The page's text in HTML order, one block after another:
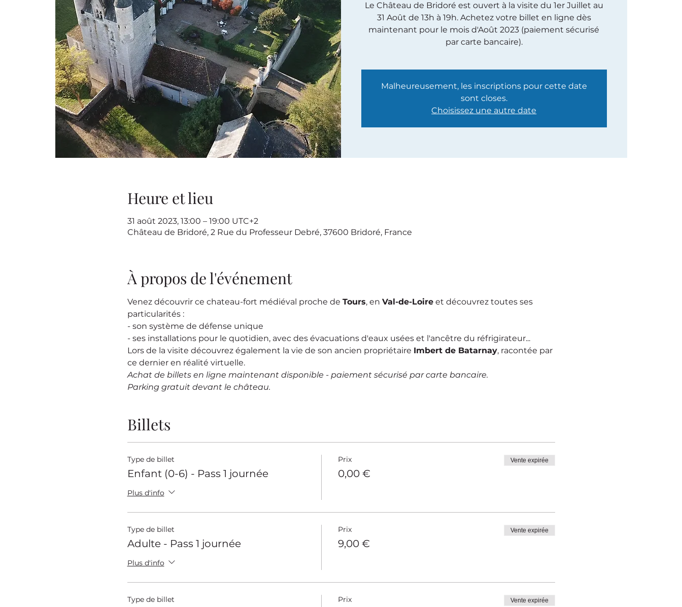
Le Château de Bridoré est ouvert à la visite du 1er Juillet au
31 Août de 13h à 19h. Achetez votre billet en ligne dès
maintenant pour le mois d'Août 2023 (paiement sécurisé
par carte bancaire).
Malheureusement, les inscriptions pour cette date
sont closes.
Choisissez une autre date
Heure et lieu
31 août 2023, 13:00 – 19:00 UTC+2
Château de Bridoré, 2 Rue du Professeur Debré, 37600 Bridoré, France
À propos de l'événement
Venez découvrir ce chateau-fort médiéval proche de Tours, en Val-de-Loire et découvrez toutes ses
particularités :
- son système de défense unique
- ses installations pour le quotidien, avec des évacuations d'eaux usées et l'ancêtre du réfrigirateur...
Lors de la visite découvrez également la vie de son ancien propriétaire Imbert de Batarnay, racontée par
ce dernier en réalité virtuelle.
Achat de billets en ligne maintenant disponible - paiement sécurisé par carte bancaire.
Parking gratuit devant le château.
Billets
Type de billet
Enfant (0-6) - Pass 1 journée
Plus d'info
Prix
0,00 €
Vente expirée
Type de billet
Adulte - Pass 1 journée
Plus d'info
Prix
9,00 €
Vente expirée
Type de billet Prix Vente expirée